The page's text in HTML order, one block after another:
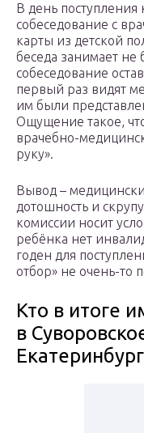
В день
собеседование с
карты из детской
беседа занимает не
собеседование
первый раз видят
им были
Ощущение такое,
врачебно-
руку».
Вывод –
дотошность и
комиссии носит
ребёнка нет
годен для
отбор» не очень-то
Кто в итоге
в